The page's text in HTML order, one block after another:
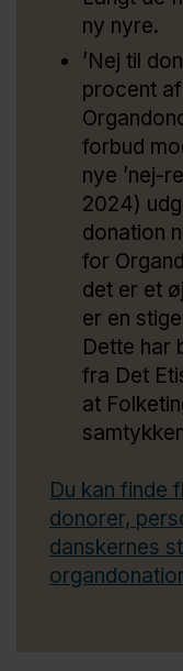
ny nyre.
’Nej til
procent
forbud
nye ’nej-
2024)
donation
for
det er et
er en
Dette har
fra Det
at
Du kan finde
donorer,
danskernes